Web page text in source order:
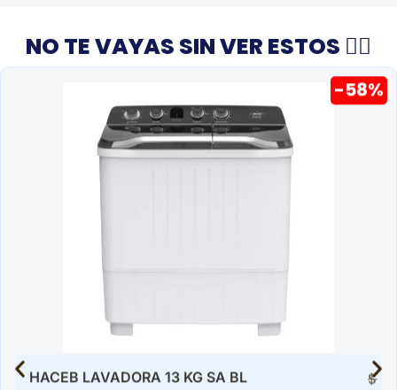
NO TE VAYAS SIN VER ESTOS 👇🏻
-58%
HACEB LAVADORA 13 KG SA BL $